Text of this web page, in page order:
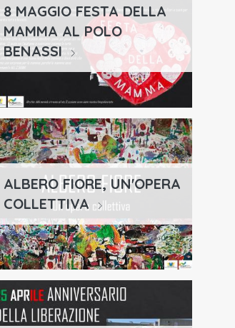
8 MAGGIO FESTA DELLA
MAMMA AL POLO
BENASSI
ALBERO FIORE, UN'OPERA
COLLETTIVA